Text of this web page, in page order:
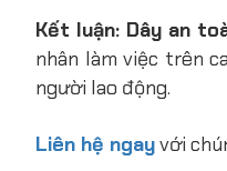
Kết luận: Dây an
nhân làm việc trên
người lao động.
Liên hệ ngayvới